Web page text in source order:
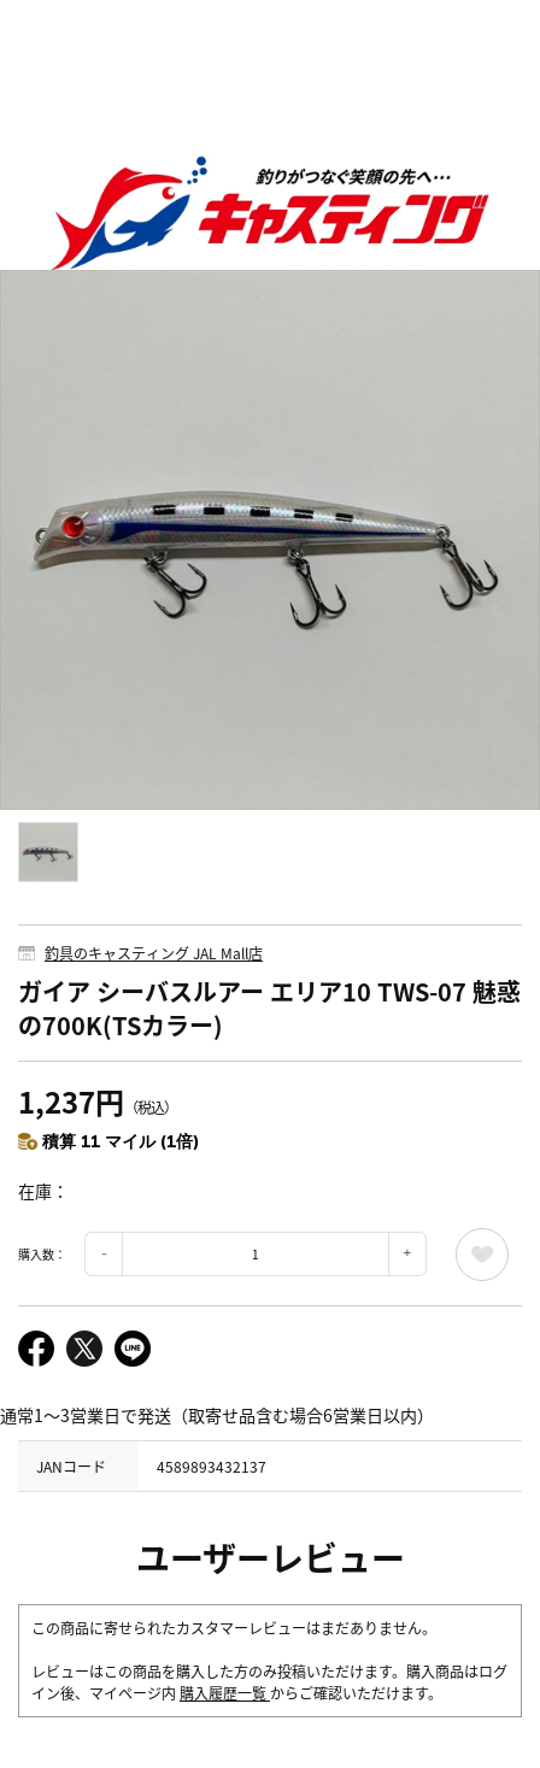
釣具のキャスティング JAL Mall店
ガイア シーバスルアー エリア10 TWS-07 魅惑
の700K(TSカラー)
1,237円 （税込）
積算 11 マイル (1倍)
在庫
購入数：
通常1～3営業日で発送（取寄せ品含む場合6営業日以内）
JANコード 4589893432137
ユーザーレビュー
この商品に寄せられたカスタマーレビューはまだありません。
レビューはこの商品を購入した方のみ投稿いただけます。購入商品はログ
イン後、マイページ内 購入履歴一覧 からご確認いただけます。